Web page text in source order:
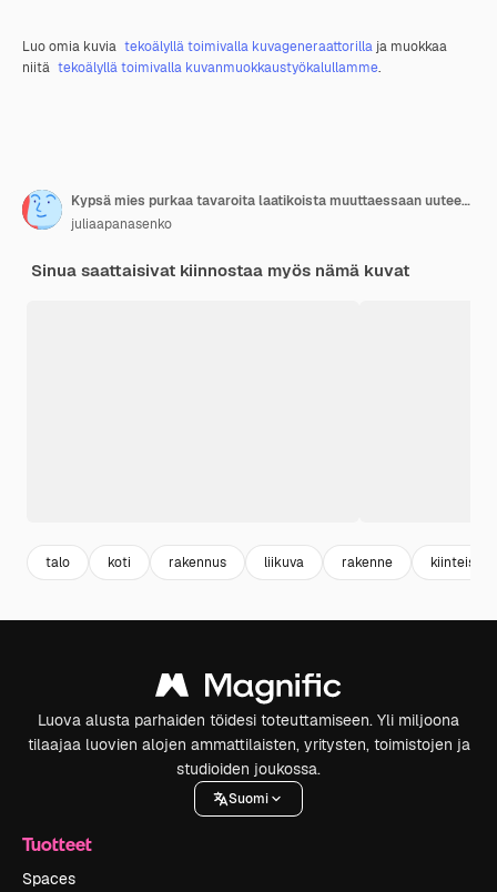
Luo omia kuvia tekoälyllä toimivalla kuvageneraattorilla ja muokkaa
niitä tekoälyllä toimivalla kuvanmuokkaustyökalullamme.
Kypsä mies purkaa tavaroita laatikoista muuttaessaan uuteen asuntoon
juliaapanasenko
Sinua saattaisivat kiinnostaa myös nämä kuvat
talo koti rakennus liikuva rakenne kiinteistö
Luova alusta parhaiden töidesi toteuttamiseen. Yli miljoona
tilaajaa luovien alojen ammattilaisten, yritysten, toimistojen ja
studioiden joukossa.
Suomi
Tuotteet
Spaces